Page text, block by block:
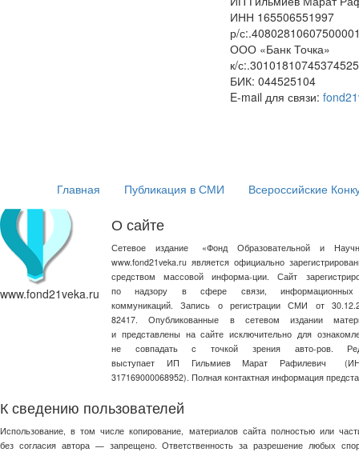
ИНН 165506551997
р/
ООО «Банк Точка»
к/
БИК: 044525104
E-mail для связи:
Главная Публикация в СМИ Всероссийские
www.fond21veka.ru
О сайте
Сетевое издание «Фонд Образовательной и
www.fond21veka.ru является официально
средством массовой информа-ции. Сайт
по надзору в сфере связи, информационных
коммуникаций. Запись о регистрации СМИ от
82417. Опубликованные в сетевом издании
и представлены на сайте исключительно для
не совпадать с точкой зрения авто-ров.
выступает ИП Гильмиев Марат Рафилевич
317169000068952). Полная контактная информация
К сведению пользователей
Использование, в том числе копирование, материалов сайта полностью или
без согласия автора — запрещено. Ответственность за разрешение любых